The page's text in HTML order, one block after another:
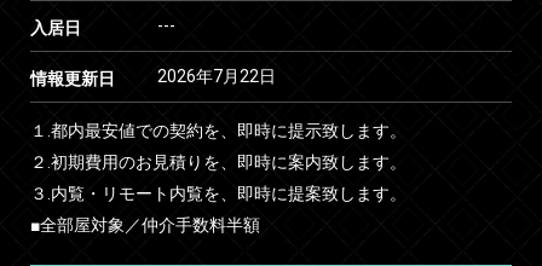
入居日 ---
情報更新日 2026年7月22日
１.都内最安値での契約を、即時に提示致します。
２.初期費用のお見積りを、即時に案内致します。
３.内覧・リモート内覧を、即時に提案致します。
■全部屋対象／仲介手数料半額